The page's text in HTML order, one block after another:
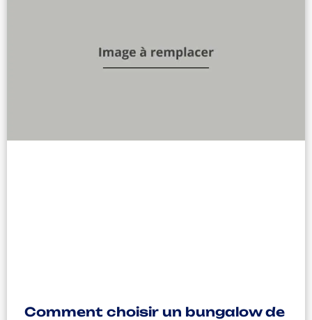
Comment choisir un bungalow de